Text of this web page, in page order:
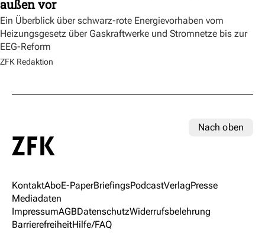
außen vor
Ein Überblick über schwarz-rote Energievorhaben vom
Heizungsgesetz über Gaskraftwerke und Stromnetze bis zur
EEG-Reform
ZFK Redaktion
Nach oben
KontaktAboE-PaperBriefingsPodcastVerlagPresse
Mediadaten
ImpressumAGBDatenschutzWiderrufsbelehrung
BarrierefreiheitHilfe/FAQ